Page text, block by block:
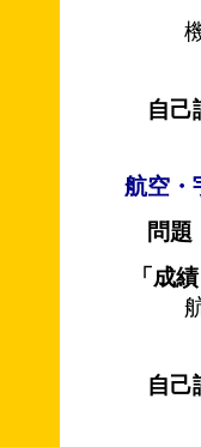
機
Ⅰ-
自己
「
航空・
問題
「成
航
自己
「